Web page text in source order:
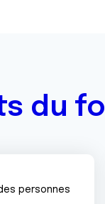
du
personnes